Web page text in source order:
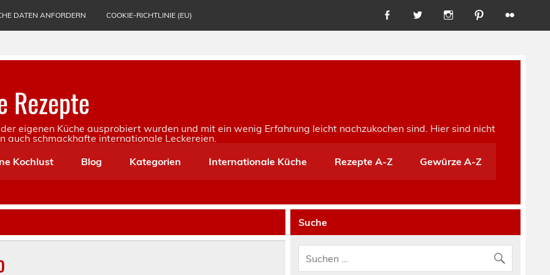
DATEN ANFORDERN COOKIE-RICHTLINIE (EU)
Rezepte
eigenen Küche ausprobiert wurden und mit ein wenig Erfahrung leicht nachzukochen sind. Hier sind nicht
auch schmackhafte internationale Leckereien.
Kochlust
Blog Kategorien Internationale Küche Rezepte A-Z Gewürze A-Z
Suche